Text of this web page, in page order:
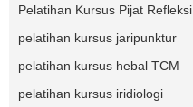
Pelatihan Kursus Pijat Refleksi
pelatihan kursus jaripunktur
pelatihan kursus hebal TCM
pelatihan kursus iridiologi